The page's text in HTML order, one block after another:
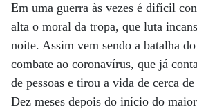
Em uma guerra às vezes é difícil
alta o moral da tropa, que luta
noite. Assim vem sendo a batalha
combate ao coronavírus, que já
de pessoas e tirou a vida de cerca
Dez meses depois do início do